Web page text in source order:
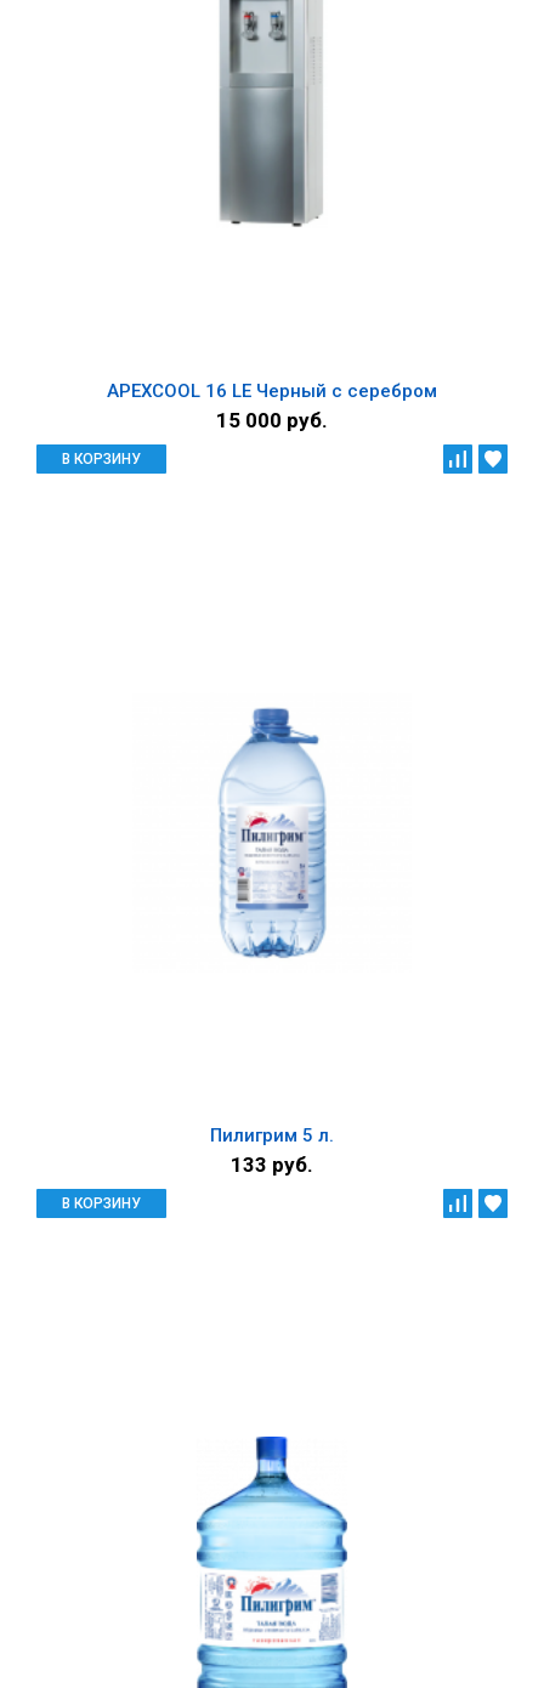
APEXCOOL 16 LE Черный с серебром
15 000 руб.
В КОРЗИНУ
Пилигрим 5 л.
133 руб.
В КОРЗИНУ